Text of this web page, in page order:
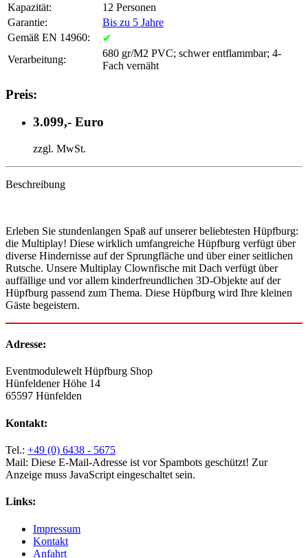
Kapazität:
12 Personen
Garantie:
Bis zu 5 Jahre
Gemäß EN 14960:
✔
Verarbeitung:
680 gr/M2 PVC; schwer entflammbar; 4-
Fach vernäht
Preis:
3.099,- Euro
zzgl. MwSt.
Beschreibung
Erleben Sie stundenlangen Spaß auf unserer beliebtesten Hüpfburg:
die Multiplay! Diese wirklich umfangreiche Hüpfburg verfügt über
diverse Hindernisse auf der Sprungfläche und über einer seitlichen
Rutsche. Unsere Multiplay Clownfische mit Dach verfügt über
auffällige und vor allem kinderfreundlichen 3D-Objekte auf der
Hüpfburg passend zum Thema. Diese Hüpfburg wird Ihre kleinen
Gäste begeistern.
Adresse:
Eventmodulewelt Hüpfburg Shop
Hünfeldener Höhe 14
65597 Hünfelden
Kontakt:
Tel.: +49 (0) 6438 - 5675
Mail: Diese E-Mail-Adresse ist vor Spambots geschützt! Zur
Anzeige muss JavaScript eingeschaltet sein.
Links:
Impressum
Kontakt
Anfahrt